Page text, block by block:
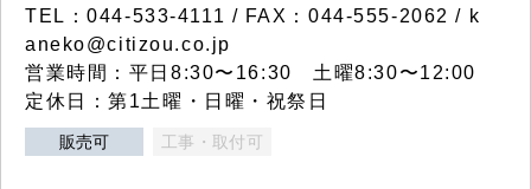
TEL：044-533-4111 / FAX：044-555-2062 / k
aneko@citizou.co.jp
営業時間：平日8:30〜16:30 土曜8:30〜12:00
定休日：第1土曜・日曜・祝祭日
販売可 工事・取付可